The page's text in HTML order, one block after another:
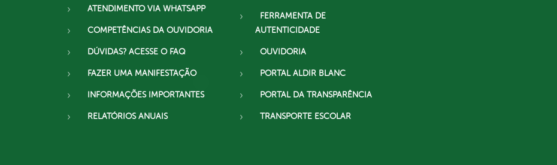
ATENDIMENTO VIA WHATSAPP
COMPETÊNCIAS DA OUVIDORIA
DÚVIDAS? ACESSE O FAQ
FAZER UMA MANIFESTAÇÃO
INFORMAÇÕES IMPORTANTES
RELATÓRIOS ANUAIS
FERRAMENTA DE
AUTENTICIDADE
OUVIDORIA
PORTAL ALDIR BLANC
PORTAL DA TRANSPARÊNCIA
TRANSPORTE ESCOLAR